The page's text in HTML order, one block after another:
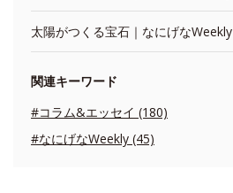
太陽がつくる宝石｜なにげなWeekly
関連キーワード
#コラム&エッセイ (180)
#なにげなWeekly (45)